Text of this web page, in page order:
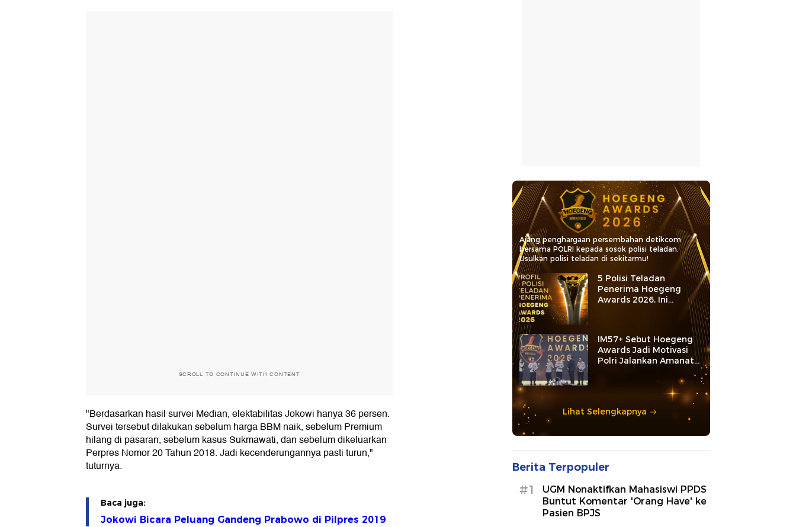
SCROLL TO CONTINUE WITH CONTENT
"Berdasarkan hasil survei Median, elektabilitas Jokowi hanya 36 persen.
Survei tersebut dilakukan sebelum harga BBM naik, sebelum Premium
hilang di pasaran, sebelum kasus Sukmawati, dan sebelum dikeluarkan
Perpres Nomor 20 Tahun 2018. Jadi kecenderungannya pasti turun,"
tuturnya.
Baca juga:
Jokowi Bicara Peluang Gandeng Prabowo di Pilpres 2019
Ajang penghargaan persembahan detikcom
bersama POLRI kepada sosok polisi teladan.
Usulkan polisi teladan di sekitarmu!
5 Polisi Teladan
Penerima Hoegeng
Awards 2026, Ini
Kategori dan Kiprahnya
IM57+ Sebut Hoegeng
Awards Jadi Motivasi
Polri Jalankan Amanat
Lihat Selengkapnya
Berita Terpopuler
#1
UGM Nonaktifkan Mahasiswi PPDS
Buntut Komentar 'Orang Have' ke
Pasien BPJS